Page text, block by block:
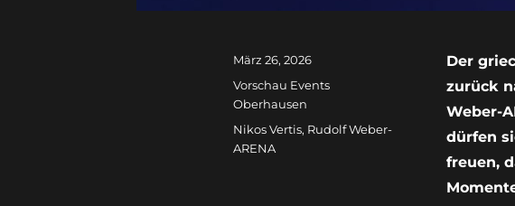
Der
zurück
Weber-
dürfen
freuen,
Veröffentlicht
März 26, 2026
Kategorien
Vorschau Events
Oberhausen
Schlagwörter
Nikos Vertis, Rudolf Weber-
ARENA